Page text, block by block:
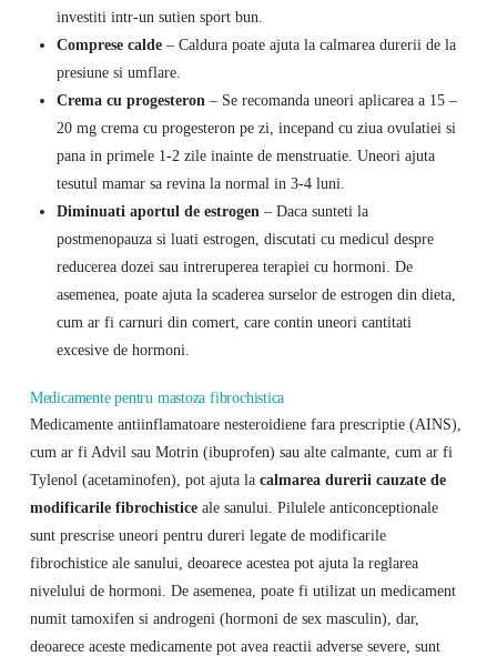
investiti intr-un sutien sport bun.
Comprese calde– Caldura poate ajuta la calmarea durerii de la
presiune si umflare.
Crema cu progesteron – Se recomanda uneori aplicarea a 15 –
20 mg crema cu progesteron pe zi, incepand cu ziua ovulatiei si
pana in primele 1-2 zile inainte de menstruatie. Uneori ajuta
tesutul mamar sa revina la normal in 3-4 luni.
Diminuati aportul de estrogen – Daca sunteti la
postmenopauza si luati estrogen, discutati cu medicul despre
reducerea dozei sau intreruperea terapiei cu hormoni. De
asemenea, poate ajuta la scaderea surselor de estrogen din dieta,
cum ar fi carnuri din comert, care contin uneori cantitati
excesive de hormoni.
Medicamente pentru mastoza fibrochistica
Medicamente antiinflamatoare nesteroidiene fara prescriptie (AINS),
cum ar fi Advil sau Motrin (ibuprofen) sau alte calmante, cum ar fi
Tylenol (acetaminofen), pot ajuta la calmarea durerii cauzate de
modificarile fibrochisticeale sanului. Pilulele anticonceptionale
sunt prescrise uneori pentru dureri legate de modificarile
fibrochistice ale sanului, deoarece acestea pot ajuta la reglarea
nivelului de hormoni. De asemenea, poate fi utilizat un medicament
numit tamoxifen si androgeni (hormoni de sex masculin), dar,
deoarece aceste medicamente pot avea reactii adverse severe, sunt